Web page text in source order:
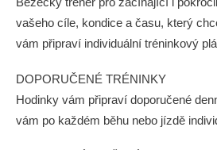
vašeho cíle, kondice a času, který
vám připraví individuální tréninkový
DOPORUČENÉ TRÉNINKY
Hodinky vám připraví doporučené
vám po každém běhu nebo jízdě